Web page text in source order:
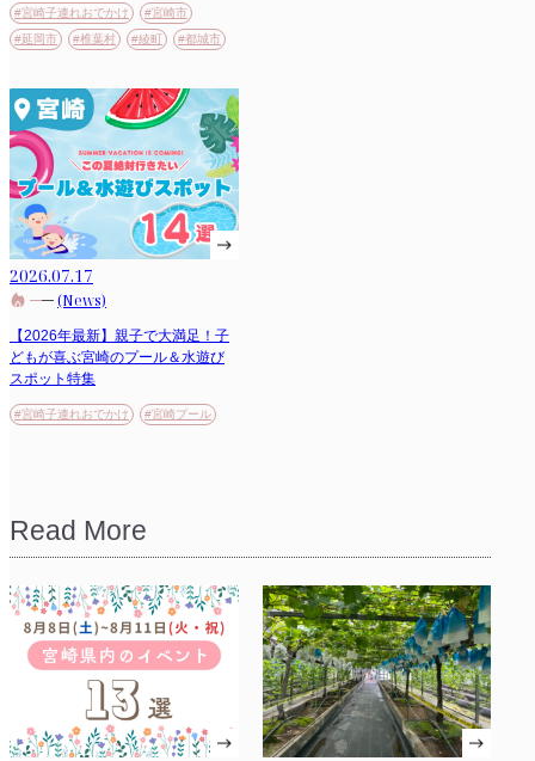
#宮崎子連れおでかけ
#宮崎市
#延岡市
#椎葉村 #綾町 #都城市
2026.07.17
(News)
【2026年最新】親子で大満足！子
どもが喜ぶ宮崎のプール＆水遊び
スポット特集
#宮崎子連れおでかけ #宮崎プール
Read More